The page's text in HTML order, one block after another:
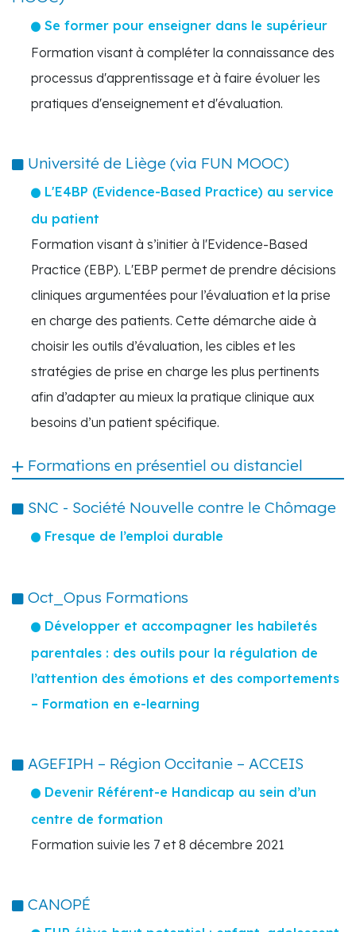
Se former pour enseigner dans le supérieur
Formation visant à compléter la connaissance des
processus d'apprentissage et à faire évoluer les
pratiques d'enseignement et d'évaluation.
Université de Liège (via FUN MOOC)
L'E4BP (Evidence-Based Practice) au service
du patient
Formation visant à s’initier à l'Evidence-Based
Practice (EBP). L'EBP permet de prendre décisions
cliniques argumentées pour l’évaluation et la prise
en charge des patients. Cette démarche aide à
choisir les outils d’évaluation, les cibles et les
stratégies de prise en charge les plus pertinents
afin d’adapter au mieux la pratique clinique aux
besoins d’un patient spécifique.
Formations en présentiel ou distanciel
SNC - Société Nouvelle contre le Chômage
Fresque de l’emploi durable
Oct_Opus Formations
Développer et accompagner les habiletés
parentales : des outils pour la régulation de
l’attention des émotions et des comportements
– Formation en e-learning
AGEFIPH – Région Occitanie – ACCEIS
Devenir Référent-e Handicap au sein d’un
centre de formation
Formation suivie les 7 et 8 décembre 2021
CANOPÉ